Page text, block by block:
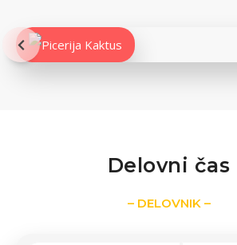
Delovni čas
– DELOVNIK –